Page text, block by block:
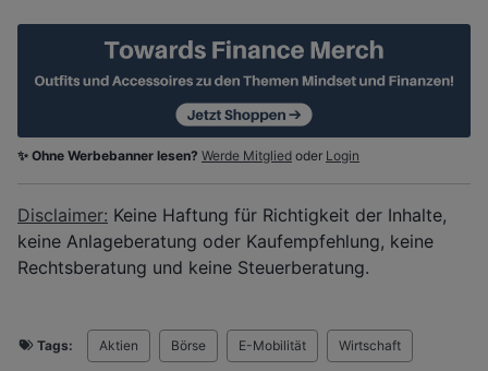
✨ Ohne Werbebanner lesen? Werde Mitglied oder Login
Disclaimer: Keine Haftung für Richtigkeit der Inhalte,
keine Anlageberatung oder Kaufempfehlung, keine
Rechtsberatung und keine Steuerberatung.
Tags: Aktien Börse E-Mobilität Wirtschaft